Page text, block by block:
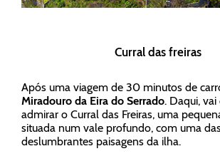
Curral das freiras
Após uma viagem de 30 minutos de
Miradouro da Eira do Serrado. Daqui, vai
admirar o Curral das Freiras, uma
situada num vale profundo, com uma
deslumbrantes paisagens da ilha.